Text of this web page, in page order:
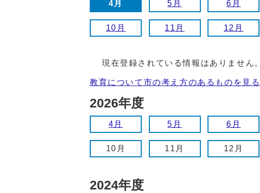
4月 5月 6月
10月 11月 12月
現在登録されている情報はありません。
教育について市の考え方のあるものを見る
2026年度
4月 5月 6月
10月 11月 12月
2024年度